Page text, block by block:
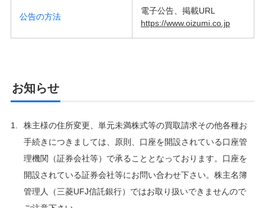
公告の方法
電子公告、掲載URL
https://www.oizumi.co.jp
お知らせ
株主様の住所変更、単元未満株式等の買取請求その他各種お
手続きにつきましては、原則、口座を開設されている口座管
理機関（証券会社等）で承ることとなっております。口座を
開設されている証券会社等にお問い合わせ下さい。株主名簿
管理人（三菱UFJ信託銀行）ではお取り扱いできませんので